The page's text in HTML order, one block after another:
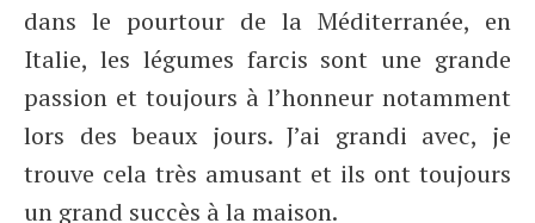
dans le pourtour de la Méditerranée, en
Italie, les légumes farcis sont une grande
passion et toujours à l’honneur notamment
lors des beaux jours. J’ai grandi avec, je
trouve cela très amusant et ils ont toujours
un grand succès à la maison.